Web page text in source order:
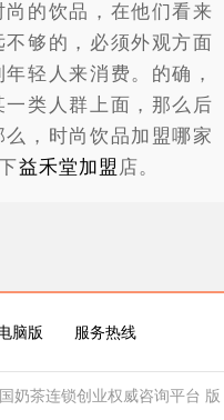
的饮品，在他们看来
够的，必须外观方面
轻人来消费。的确，
类人群上面，那么后
，时尚饮品加盟哪家
益禾堂加盟 店。
的需求，以确保品牌
总部建立伊始考虑的
脑版 服务热线
奶茶连锁创业权威咨询平台 版